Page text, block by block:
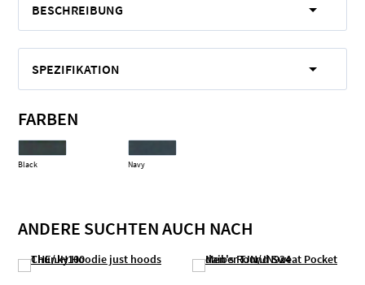
BESCHREIBUNG
SPEZIFIKATION
FARBEN
Black Navy
ANDERE SUCHTEN AUCH NACH